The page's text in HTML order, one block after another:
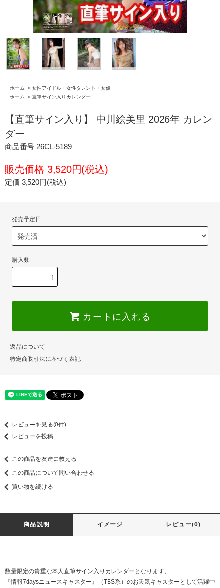
ホーム > 女性アイドル・女性タレント・女優
ホーム
> 直筆サイン入りカレンダー
【直筆サイン入り】 中川絵美里 2026年 カレン
ダー
商品番号 26CL-5189
販売価格 3,520円(税込)
定価 3,520円(税込)
発売予定日
購入数
カートに入れる
返品について
特定商取引法に基づく表記
レビューを見る(0件)
レビューを投稿
この商品を友達に教える
この商品について問い合わせる
買い物を続ける
商品説明 イメージ レビュー(0)
数量限定の貴重な本人直筆サイン入りカレンダーとなります。
『情報7daysニュースキャスター』（TBS系）のお天気キャスターとして活躍中